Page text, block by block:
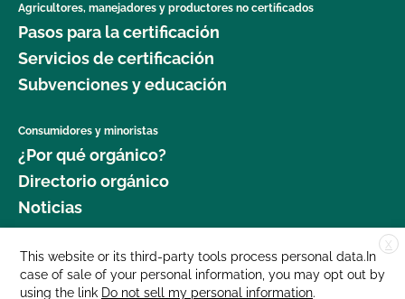
Agricultores, manejadores y productores no certificados
Pasos para la certificación
Servicios de certificación
Subvenciones y educación
Consumidores y minoristas
¿Por qué orgánico?
Directorio orgánico
Noticias
Donar
Carreras profesionales
X
This website or its third-party tools process personal data.In
case of sale of your personal information, you may opt out by
using the link Do not sell my personal information.